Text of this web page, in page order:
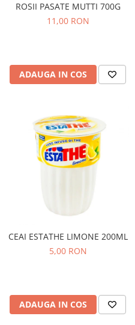
ROSII PASATE MUTTI 700G
11,00 RON
ADAUGA IN COS
CEAI ESTATHE LIMONE 200ML
5,00 RON
ADAUGA IN COS